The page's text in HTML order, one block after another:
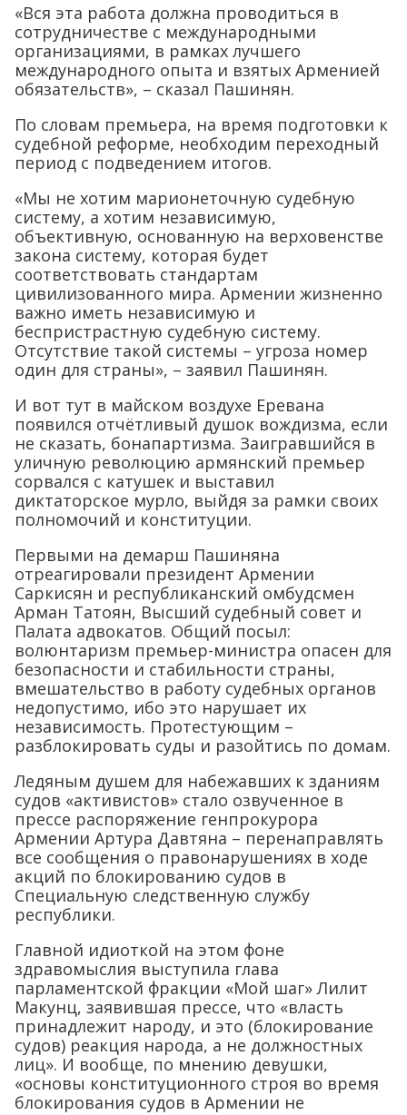
«Вся эта работа должна проводиться в
сотрудничестве с международными
организациями, в рамках лучшего
международного опыта и взятых Арменией
обязательств», – сказал Пашинян.
По словам премьера, на время подготовки к
судебной реформе, необходим переходный
период с подведением итогов.
«Мы не хотим марионеточную судебную
систему, а хотим независимую,
объективную, основанную на верховенстве
закона систему, которая будет
соответствовать стандартам
цивилизованного мира. Армении жизненно
важно иметь независимую и
беспристрастную судебную систему.
Отсутствие такой системы – угроза номер
один для страны», – заявил Пашинян.
И вот тут в майском воздухе Еревана
появился отчётливый душок вождизма, если
не сказать, бонапартизма. Заигравшийся в
уличную революцию армянский премьер
сорвался с катушек и выставил
диктаторское мурло, выйдя за рамки своих
полномочий и конституции.
Первыми на демарш Пашиняна
отреагировали президент Армении
Саркисян и республиканский омбудсмен
Арман Татоян, Высший судебный совет и
Палата адвокатов. Общий посыл:
волюнтаризм премьер-министра опасен для
безопасности и стабильности страны,
вмешательство в работу судебных органов
недопустимо, ибо это нарушает их
независимость. Протестующим –
разблокировать суды и разойтись по домам.
Ледяным душем для набежавших к зданиям
судов «активистов» стало озвученное в
прессе распоряжение генпрокурора
Армении Артура Давтяна – перенаправлять
все сообщения о правонарушениях в ходе
акций по блокированию судов в
Специальную следственную службу
республики.
Главной идиоткой на этом фоне
здравомыслия выступила глава
парламентской фракции «Мой шаг» Лилит
Макунц, заявившая прессе, что «власть
принадлежит народу, и это (блокирование
судов) реакция народа, а не должностных
лиц». И вообще, по мнению девушки,
«основы конституционного строя во время
блокирования судов в Армении не